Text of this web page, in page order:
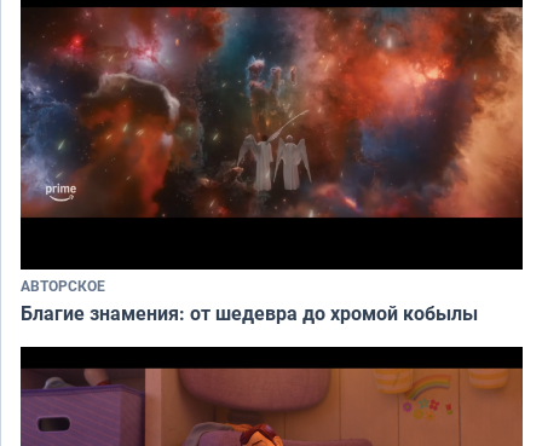
АВТОРСКОЕ
Благие знамения: от шедевра до хромой кобылы